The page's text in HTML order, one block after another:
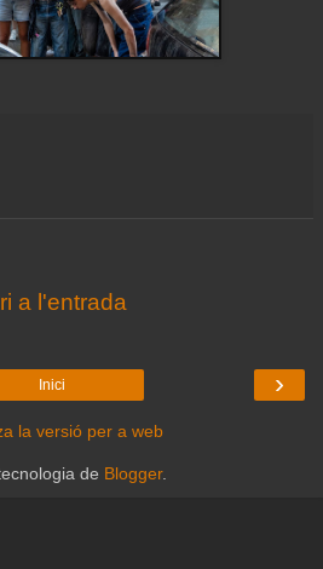
a l'entrada
›
Inici
la versió per a web
de Blogger.